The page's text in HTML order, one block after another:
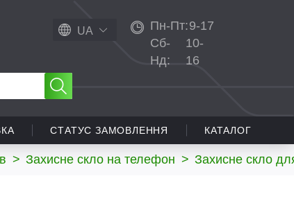
UA Пн-Пт:9-17
Сб-
Нд:
10-
16
СТАТУС ЗАМОВЛЕННЯ КАТАЛОГ
> Захисне скло на телефон > Захисне скло